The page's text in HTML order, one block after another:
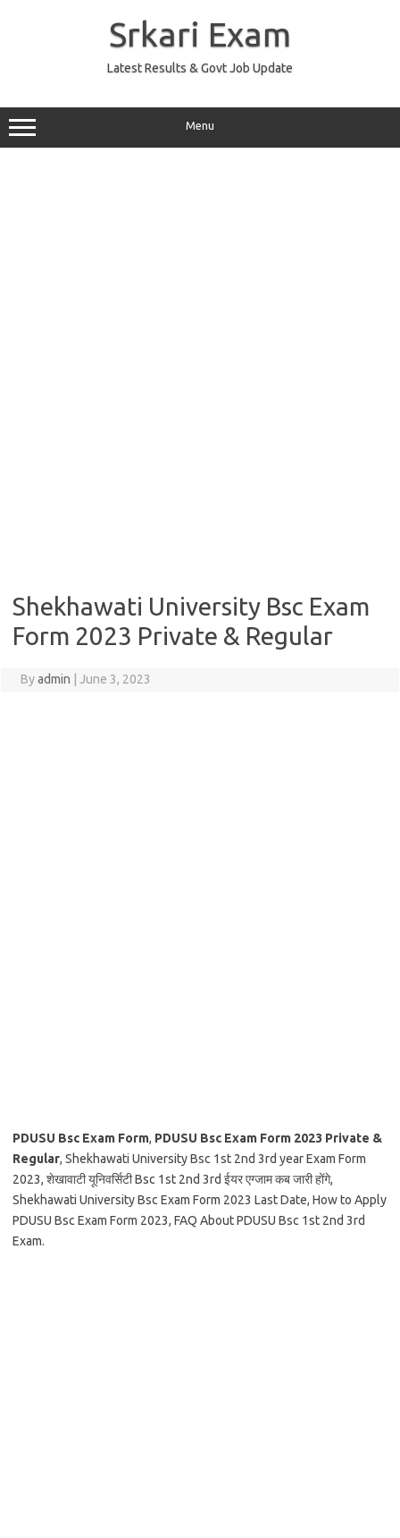
Srkari Exam
Latest Results & Govt Job Update
Menu
Shekhawati University Bsc Exam
Form 2023 Private & Regular
Byadmin June 3, 2023
PDUSU Bsc Exam Form, PDUSU Bsc Exam Form 2023 Private &
Regular, Shekhawati University Bsc 1st 2nd 3rd year Exam Form
2023, शेखावाटी यूनिवर्सिटी Bsc 1st 2nd 3rd ईयर एग्जाम कब जारी होंगे,
Shekhawati University Bsc Exam Form 2023 Last Date, How to Apply
PDUSU Bsc Exam Form 2023, FAQ About PDUSU Bsc 1st 2nd 3rd
Exam.